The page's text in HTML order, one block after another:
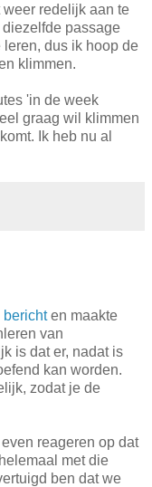
redelijk aan te
passage
leren, dus ik hoop de
klimmen.
'in de week
graag wil klimmen
Ik heb nu al
berichten maakte
van
is dat er, nadat is
kan worden.
zodat je de
reageren op dat
met die
ben dat we